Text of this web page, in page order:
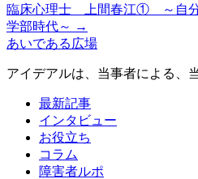
臨床心理士 上間春江① ～自分
学部時代～ →
あいである広場
アイデアルは、当事者による、
最新記事
インタビュー
お役立ち
コラム
障害者ルポ